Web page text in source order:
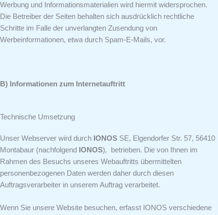
Werbung und Informationsmaterialien wird hiermit widersprochen.
Die Betreiber der Seiten behalten sich ausdrücklich rechtliche
Schritte im Falle der unverlangten Zusendung von
Werbeinformationen, etwa durch Spam-E-Mails, vor.
B) Informationen zum Internetauftritt
Technische Umsetzung
Unser Webserver wird durch IONOS SE, Elgendorfer Str. 57, 56410
Montabaur (nachfolgend
IONOS),
betrieben. Die von Ihnen im
Rahmen des Besuchs unseres Webauftritts übermittelten
personenbezogenen Daten werden daher durch diesen
Auftragsverarbeiter in unserem Auftrag verarbeitet.
Wenn Sie unsere Website besuchen, erfasst IONOS verschiedene